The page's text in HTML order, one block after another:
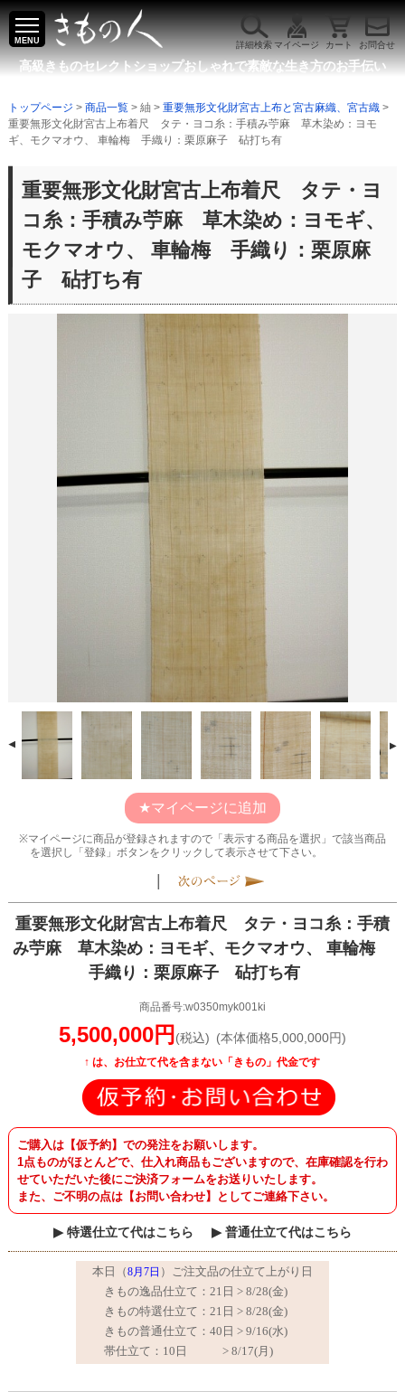
MENU
高級きものセレクトショップおしゃれで素敵な生き方のお手伝い
詳細検索マイページ カート お問合せ
トップページ > 商品一覧> 紬 > 重要無形文化財宮古上布と宮古麻織、宮古織>
重要無形文化財宮古上布着尺 タテ・ヨコ糸：手積み苧麻 草木染め：ヨモ
ギ、モクマオウ、 車輪梅 手織り：栗原麻子 砧打ち有
重要無形文化財宮古上布着尺 タテ・ヨ
コ糸：手積み苧麻 草木染め：ヨモギ、
モクマオウ、 車輪梅 手織り：栗原麻
子 砧打ち有
マイページに追加
マイページに商品が登録されますので「表示する商品を選択」で該当商品
を選択し「登録」ボタンをクリックして表示させて下さい。
|
重要無形文化財宮古上布着尺 タテ・ヨコ糸：手積
み苧麻 草木染め：ヨモギ、モクマオウ、 車輪梅
手織り：栗原麻子 砧打ち有
商品番号:w0350myk001ki
5,500,000円 (税込) (本体価格5,000,000円)
↑ は、 お仕立て代を含まない「きもの」代金です
ご購入は【仮予約】での発注をお願いします。
1点ものがほとんどで、仕入れ商品もございますので、在庫確認を行わ
せていただいた後にご決済フォームをお送りいたします。
また、ご不明の点は【お問い合わせ】としてご連絡下さい。
特選仕立て代はこちら 普通仕立て代はこちら